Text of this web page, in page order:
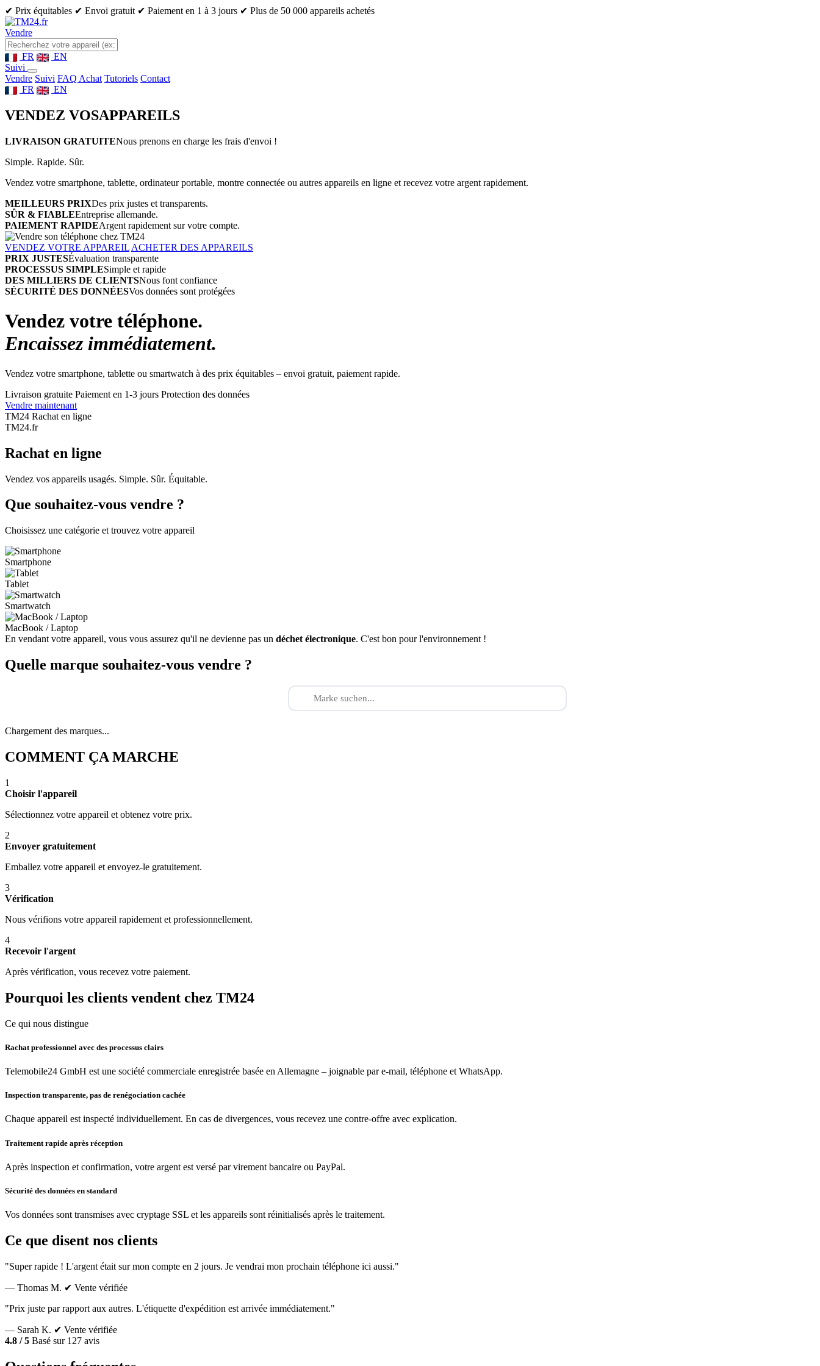
✔ Prix équitables ✔ Envoi gratuit ✔ Paiement en 1 à 3 jours ✔ Plus de 50 000 appareils achetés
Vendre
FR
EN
Suivi
Vendre Suivi FAQ Achat Tutoriels Contact
FR
EN
VENDEZ VOSAPPAREILS
LIVRAISON GRATUITENous prenons en charge les frais d'envoi !
Simple. Rapide. Sûr.
Vendez votre smartphone, tablette, ordinateur portable, montre connectée ou autres appareils en ligne et recevez votre argent rapidement.
MEILLEURS PRIXDes prix justes et transparents.
SÛR & FIABLEEntreprise allemande.
PAIEMENT RAPIDEArgent rapidement sur votre compte.
VENDEZ VOTRE APPAREIL ACHETER DES APPAREILS
PRIX JUSTESÉvaluation transparente
PROCESSUS SIMPLESimple et rapide
DES MILLIERS DE CLIENTSNous font confiance
SÉCURITÉ DES DONNÉESVos données sont protégées
Vendez votre téléphone.
Encaissez immédiatement.
Vendez votre smartphone, tablette ou smartwatch à des prix équitables – envoi gratuit, paiement rapide.
Livraison gratuite Paiement en 1-3 jours Protection des données
Vendre maintenant
TM24 Rachat en ligne
TM24.fr
Rachat en ligne
Vendez vos appareils usagés. Simple. Sûr. Équitable.
Que souhaitez-vous vendre ?
Choisissez une catégorie et trouvez votre appareil
Smartphone
Tablet
Smartwatch
MacBook / Laptop
En vendant votre appareil, vous vous assurez qu'il ne devienne pas un déchet électronique. C'est bon pour l'environnement !
Quelle marque souhaitez-vous vendre ?
Chargement des marques...
COMMENT ÇA MARCHE
1
Choisir l'appareil
Sélectionnez votre appareil et obtenez votre prix.
2
Envoyer gratuitement
Emballez votre appareil et envoyez-le gratuitement.
3
Vérification
Nous vérifions votre appareil rapidement et professionnellement.
4
Recevoir l'argent
Après vérification, vous recevez votre paiement.
Pourquoi les clients vendent chez TM24
Ce qui nous distingue
Rachat professionnel avec des processus clairs
Telemobile24 GmbH est une société commerciale enregistrée basée en Allemagne – joignable par e-mail, téléphone et WhatsApp.
Inspection transparente, pas de renégociation cachée
Chaque appareil est inspecté individuellement. En cas de divergences, vous recevez une contre-offre avec explication.
Traitement rapide après réception
Après inspection et confirmation, votre argent est versé par virement bancaire ou PayPal.
Sécurité des données en standard
Vos données sont transmises avec cryptage SSL et les appareils sont réinitialisés après le traitement.
Ce que disent nos clients
"Super rapide ! L'argent était sur mon compte en 2 jours. Je vendrai mon prochain téléphone ici aussi."
— Thomas M. ✔ Vente vérifiée
"Prix juste par rapport aux autres. L'étiquette d'expédition est arrivée immédiatement."
— Sarah K. ✔ Vente vérifiée
4.8 / 5 Basé sur 127 avis